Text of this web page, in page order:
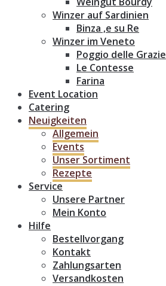
Winzer auf Sardinien
Binza ‚e su Re
Winzer im Veneto
Poggio delle Grazie
Le Contesse
Farina
Event Location
Catering
Neuigkeiten
Allgemein
Events
Unser Sortiment
Rezepte
Service
Unsere Partner
Mein Konto
Hilfe
Bestellvorgang
Kontakt
Zahlungsarten
Versandkosten